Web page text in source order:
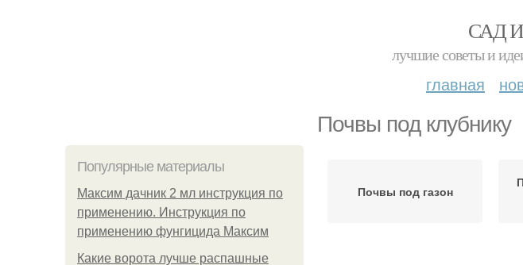
САД
лучшие советы и
главная
Почвы под клубнику
Популярные материалы
Максим дачник 2 мл инструкция по
применению. Инструкция по
применению фунгицида Максим
Какие ворота лучше распашные
Почвы под газон